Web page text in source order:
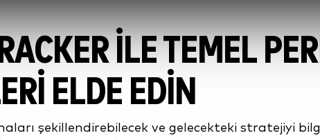
ILE TEMEL
ELDE EDIN
şekillendirebilecek ve gelecekteki stratejiyi